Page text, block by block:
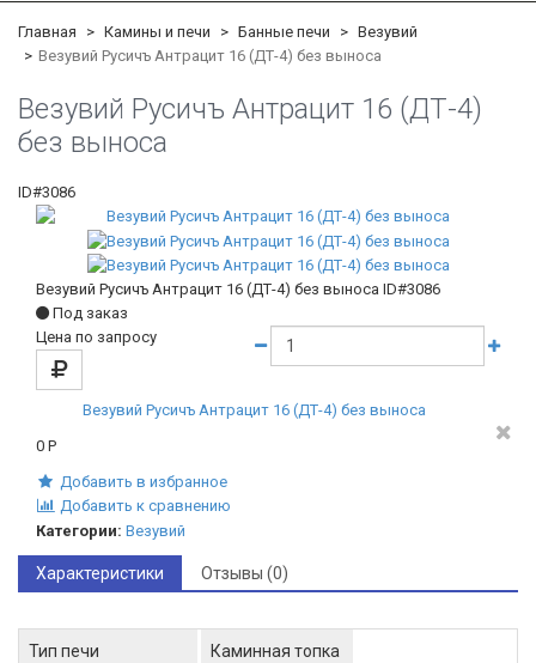
Главная Камины и печи Банные печи
Везувий
Везувий Русичъ Антрацит 16 (ДТ-4) без выноса
Везувий Русичъ Антрацит 16 (ДТ-4)
без выноса
ID#3086
Везувий Русичъ Антрацит 16 (ДТ-4) без выноса ID#3086
Под заказ
Цена по запросу
Везувий Русичъ Антрацит 16 (ДТ-4) без выноса
0 Р
Добавить в избранное
Добавить к сравнению
Категории: Везувий
Характеристики Отзывы (0)
Тип печи Каминная топка